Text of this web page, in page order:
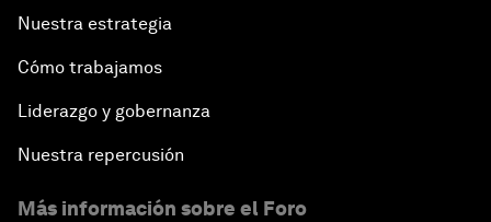
Nuestra estrategia
Cómo trabajamos
Liderazgo y gobernanza
Nuestra repercusión
Más información sobre el Foro